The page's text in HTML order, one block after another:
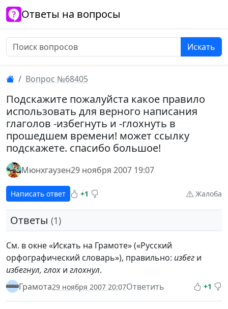
Ответы на вопросы
Искать
Вопрос №68405
Подскажите пожалуйста какое правило
использовать для верного написания
глаголов -избегнуть и -глохнуть в
прошедшем времени! может ссылку
подскажете. спасибо большое!
Мюнхгаузен29 ноября 2007 19:07
Написать ответ +1 Жалоба
Ответы (1)
См. в окне «Искать на Грамоте» («Русский
орфографический словарь»), правильно: избег и
избегнул, глох и глохнул.
Грамота29 ноября 2007 20:07Ответить +1